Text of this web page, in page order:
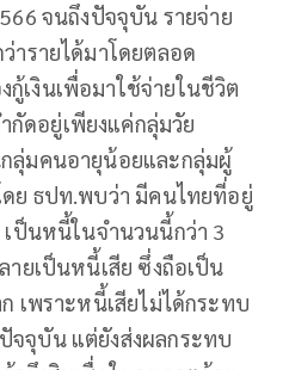
จนถึงปัจจุบัน รายจ่าย
ารายได้มาโดยตลอด
เงินเพื่อมาใช้จ่ายในชีวิต
ดอยู่เพียงแค่กลุ่มวัย
ลุ่มคนอายุน้อยและกลุ่มผู้
ย ธปท.พบว่า มีคนไทยที่อยู่
ป็นหนี้ในจำนวนนี้กว่า 3
ายเป็นหนี้เสีย ซึ่งถือเป็น
เพราะหนี้เสียไม่ได้กระทบ
จจุบัน แต่ยังส่งผลกระทบ